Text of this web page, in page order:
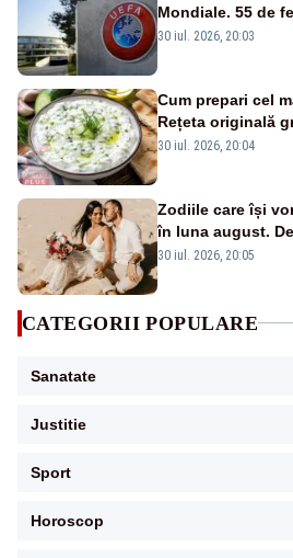
Mondiale. 55 de
FIFA al lui
30 iul. 2026, 20:03
Cum prepari cel
Rețeta originală
30 iul. 2026, 20:04
Zodiile care își
în luna august.
mai mare surpriză
30 iul. 2026, 20:05
CATEGORII POPULARE
Sanatate
Justitie
Sport
Horoscop